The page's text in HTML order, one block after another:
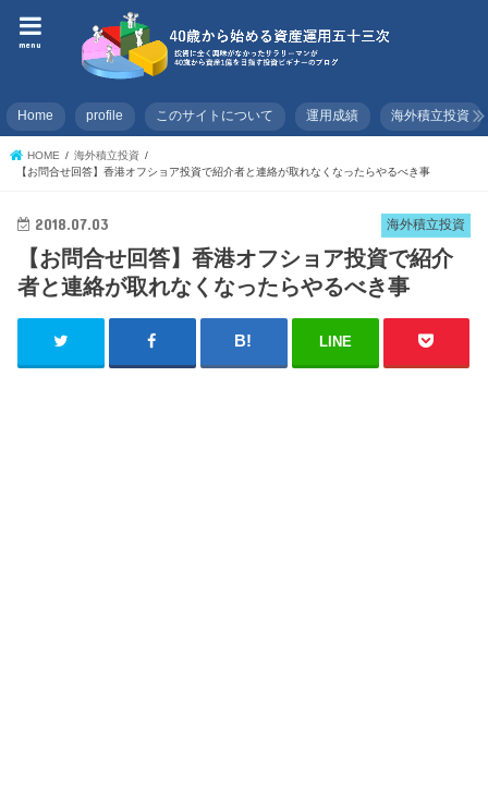
menu
Home profile このサイトについて 運用成績 海外積立投資
HOME
海外積立投資
【お問合せ回答】香港オフショア投資で紹介者と連絡が取れなくなったらやるべき事
海外積立投資
2018.07.03
【お問合せ回答】香港オフショア投資で紹介
者と連絡が取れなくなったらやるべき事
LINE